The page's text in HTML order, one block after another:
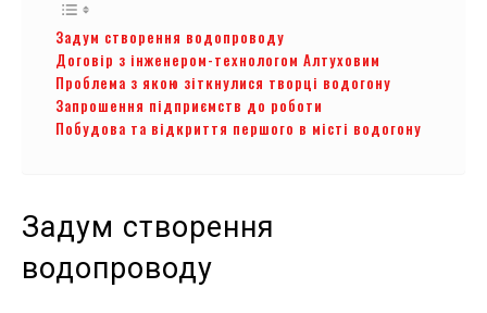
Задум створення водопроводу
Договір з інженером-технологом Алтуховим
Проблема з якою зіткнулися творці водогону
Запрошення підприємств до роботи
Побудова та відкриття першого в місті водогону
Задум створення
водопроводу